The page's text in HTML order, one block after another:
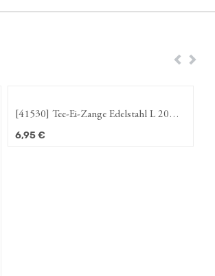
ZurückWeiter
[41530] Tee-Ei-Zange Edelstahl L 20
cm, Ø 7,5 cm
6,95€